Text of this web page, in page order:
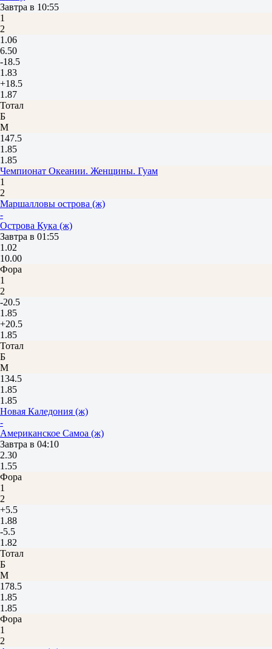
Завтра в 10:55
1
2
1.06
6.50
-18.5
1.83
+18.5
1.87
Тотал
Б
М
147.5
1.85
1.85
Чемпионат Океании. Женщины. Гуам
1
2
Маршалловы острова (ж)
-
Острова Кука (ж)
Завтра в 01:55
1.02
10.00
Фора
1
2
-20.5
1.85
+20.5
1.85
Тотал
Б
М
134.5
1.85
1.85
Новая Каледония (ж)
-
Американское Самоа (ж)
Завтра в 04:10
2.30
1.55
Фора
1
2
+5.5
1.88
-5.5
1.82
Тотал
Б
М
178.5
1.85
1.85
Фора
1
2